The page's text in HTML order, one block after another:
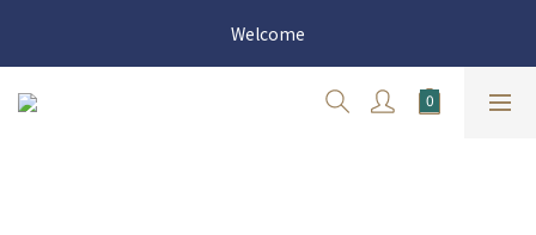
官網三週年 8月滿額送購物金 - 滿 $2000 送 $60 / 滿 $4000 送 $300
/ 滿 $10000 送 $1500
Welcome
官網三週年 8月滿額送購物金 - 滿 $2000 送 $60 / 滿 $4000 送 $300
/ 滿 $10000 送 $1500